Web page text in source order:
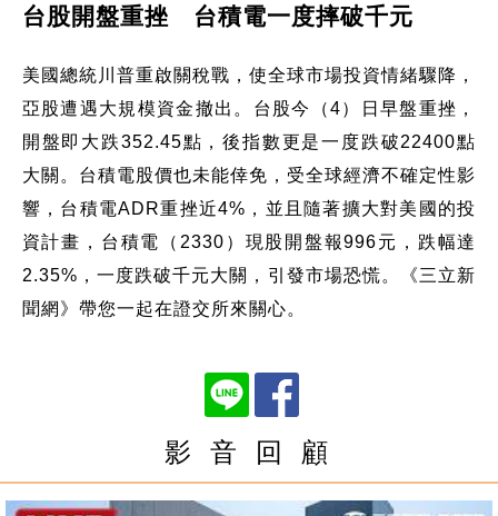
台股開盤重挫 台積電一度摔破千元
美國總統川普重啟關稅戰，使全球市場投資情緒驟降，
亞股遭遇大規模資金撤出。台股今（4）日早盤重挫，
開盤即大跌352.45點，後指數更是一度跌破22400點
大關。台積電股價也未能倖免，受全球經濟不確定性影
響，台積電ADR重挫近4%，並且隨著擴大對美國的投
資計畫，台積電（2330）現股開盤報996元，跌幅達
2.35%，一度跌破千元大關，引發市場恐慌。《三立新
聞網》帶您一起在證交所來關心。
影 音 回 顧